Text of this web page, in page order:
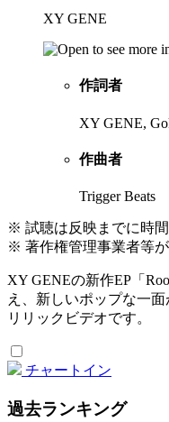
XY GENE
作詞者
XY GENE,
作曲者
Trigger Beats
※ 試聴は反映までに時
※ 著作権管理事業者等
XY GENEの新作EP「
え、新しいポップな一
リリックビデオです。
チャートイン
過去ランキング